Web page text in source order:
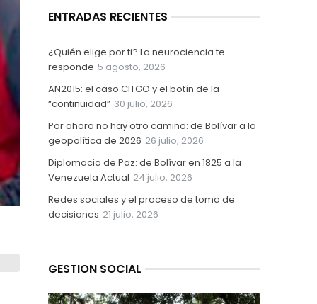
ENTRADAS RECIENTES
¿Quién elige por ti? La neurociencia te
responde 5 agosto, 2026
AN2015: el caso CITGO y el botín de la
“continuidad” 30 julio, 2026
Por ahora no hay otro camino: de Bolívar a la
geopolítica de 2026 26 julio, 2026
Diplomacia de Paz: de Bolívar en 1825 a la
Venezuela Actual 24 julio, 2026
Redes sociales y el proceso de toma de
decisiones 21 julio, 2026
GESTION SOCIAL